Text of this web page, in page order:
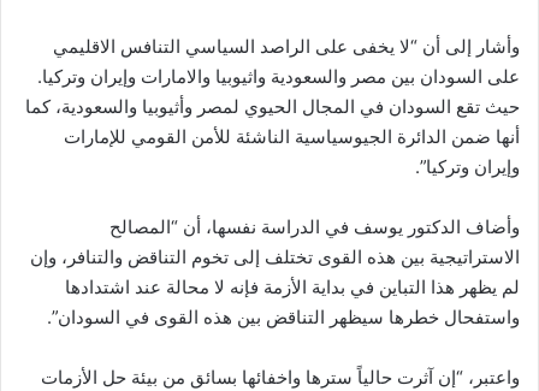
وأشار إلى أن “لا يخفى على الراصد السياسي التنافس الاقليمي
على السودان بين مصر والسعودية واثيوبيا والامارات وإيران وتركيا.
حيث تقع السودان في المجال الحيوي لمصر وأثيوبيا والسعودية، كما
أنها ضمن الدائرة الجيوسياسية الناشئة للأمن القومي للإمارات
وإيران وتركيا”.
وأضاف الدكتور يوسف في الدراسة نفسها، أن “المصالح
الاستراتيجية بين هذه القوى تختلف إلى تخوم التناقض والتنافر، وإن
لم يظهر هذا التباين في بداية الأزمة فإنه لا محالة عند اشتدادها
واستفحال خطرها سيظهر التناقض بين هذه القوى في السودان”.
واعتبر، “إن آثرت حالياً سترها واخفائها بسائق من بيئة حل الأزمات